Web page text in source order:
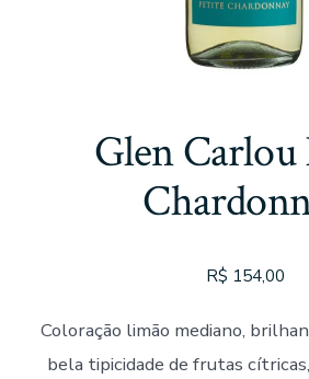
Glen Carlou
R$ 154,00
Coloração limão mediano,
bela tipicidade de frutas